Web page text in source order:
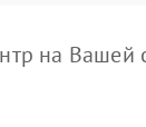
на Вашей